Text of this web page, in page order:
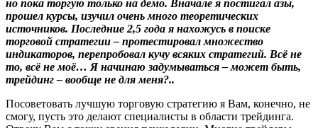
но пока торгую только на демо. Вначале я постигал азы,
прошел курсы, изучил очень много теоретических
источников. Последние 2,5 года я нахожусь в поиске
торговой стратегии – протестировал множество
индикаторов, перепробовал кучу всяких стратегий. Всё не
то, всё не моё… Я начинаю задумываться – может быть,
трейдинг – вообще не для меня?..
Посоветовать лучшую торговую стратегию я Вам, конечно, не
смогу, пусть это делают специалисты в области трейдинга.